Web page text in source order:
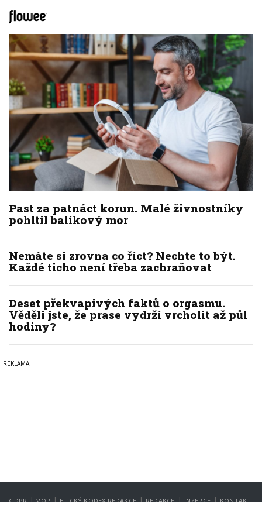
Past za patnáct korun. Malé živnostníky
pohltil balíkový mor
Nemáte si zrovna co říct? Nechte to být.
Každé ticho není třeba zachraňovat
Deset překvapivých faktů o orgasmu.
Věděli jste, že prase vydrží vrcholit až půl
hodiny?
GDPR | VOP | ETICKÝ KODEX REDAKCE | REDAKCE | INZERCE | KONTAKT